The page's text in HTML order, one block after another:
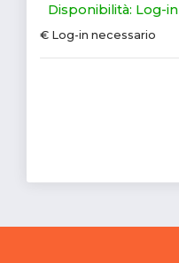
Disponibilità: Log-in
€ Log-in necessario